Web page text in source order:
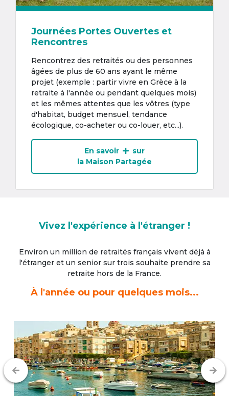
Journées Portes Ouvertes et
Rencontres
Rencontrez des retraités ou des personnes
âgées de plus de 60 ans ayant le même
projet (exemple : partir vivre en Grèce à la
retraite à l'année ou pendant quelques mois)
et les mêmes attentes que les vôtres (type
d'habitat, budget mensuel, tendance
écologique, co-acheter ou co-louer, etc...).
En savoir
sur
la Maison Partagée
Vivez l'expérience à l'étranger !
Environ un million de retraités français vivent déjà à
l'étrangeret un senior sur trois souhaite prendre sa
retraite hors de la France.
À l'année ou pour quelques mois...